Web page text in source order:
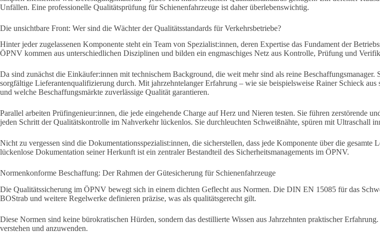
Unfällen. Eine professionelle Qualitätsprüfung für Schienenfahrzeuge ist daher überlebenswichtig.
Die unsichtbare Front: Wer sind die Wächter der Qualitätsstandards für Verkehrsbetriebe?
Hinter jeder zugelassenen Komponente steht ein Team von Spezialist:innen, deren Expertise das Fundament der
ÖPNV kommen aus unterschiedlichen Disziplinen und bilden ein engmaschiges Netz aus Kontrolle, Prüfung und
Da sind zunächst die Einkäufer:innen mit technischem Background, die weit mehr sind als reine
sorgfältige Lieferantenqualifizierung durch. Mit jahrzehntelanger Erfahrung – wie sie beispielsweise Rainer Schieck
und welche Beschaffungsmärkte zuverlässige Qualität garantieren.
Parallel arbeiten Prüfingenieur:innen, die jede eingehende Charge auf Herz und Nieren testen. Sie führen zerstörende
jeden Schritt der Qualitätskontrolle im Nahverkehr lückenlos. Sie durchleuchten Schweißnähte, spüren mit Ultraschall
Nicht zu vergessen sind die Dokumentationsspezialist:innen, die sicherstellen, dass jede Komponente über die
lückenlose Dokumentation seiner Herkunft ist ein zentraler Bestandteil des Sicherheitsmanagements im ÖPNV.
Normenkonforme Beschaffung: Der Rahmen der Gütesicherung für Schienenfahrzeuge
Die Qualitätssicherung im ÖPNV bewegt sich in einem dichten Geflecht aus Normen. Die DIN EN 15085 für das
BOStrab und weitere Regelwerke definieren präzise, was als qualitätsgerecht gilt.
Diese Normen sind keine bürokratischen Hürden, sondern das destillierte Wissen aus Jahrzehnten praktischer
verstehen und anzuwenden.